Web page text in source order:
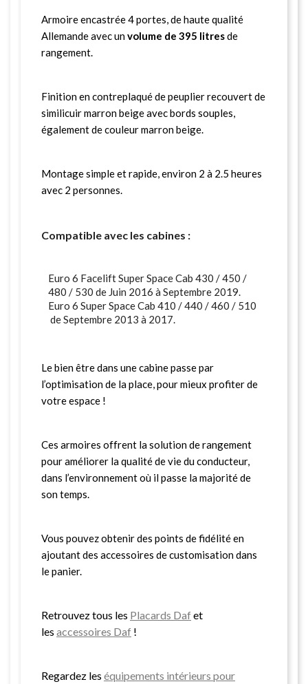
Armoire encastrée 4 portes, de haute qualité
Allemande avec unvolume de 395 litresde
rangement.
Finition en contreplaqué de peuplier recouvert de
similicuir marron beige avec bords souples,
également de couleur marron beige.
Montage simple et rapide, environ 2 à 2.5 heures
avec 2 personnes.
Compatible avec les cabines :
Euro 6 Facelift Super Space Cab 430 / 450 /
480 / 530 de Juin 2016 à Septembre 2019.
Euro 6 Super Space Cab 410 / 440 / 460 / 510
de Septembre 2013 à 2017.
Le bien être dans une cabine passe par
l’optimisation de la place, pour mieux profiter de
votre espace !
Ces armoires offrent la solution de rangement
pour améliorer la qualité de vie du conducteur,
dans l’environnement où il passe la majorité de
son temps.
Vous pouvez obtenir des points de fidélité en
ajoutant des accessoires de customisation dans
le panier.
Retrouvez tous les Placards Dafet
les accessoires Daf !
Regardez les équipements intérieurs pour